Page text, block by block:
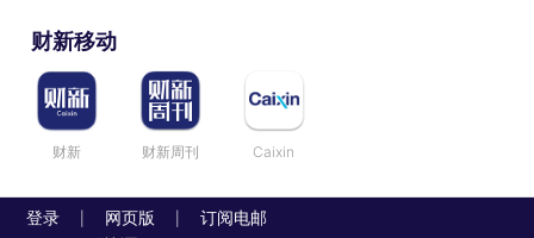
财新移动
财新 财新周刊 Caixin
登录 网页版 订阅电邮